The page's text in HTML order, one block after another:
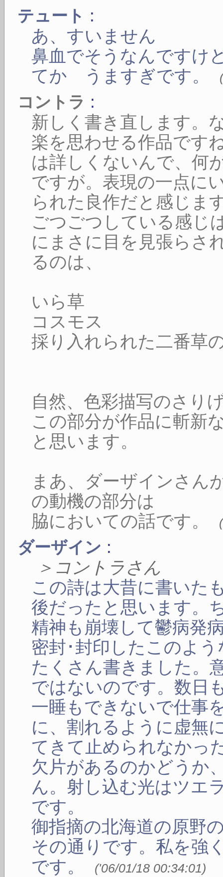
テュート :
あ、すいません
鼻血でそうなんですけ
てか うますぎです。
コントラ :
新しく書き直します。
楽を思わせる作品です
は詳しくないんで、何
ですが。表現の一点に
られた良作だと感じま
ごつごつしている感じ
にまさに目を見張らさ
るのは、
いら草
コスモス
採り入れられた二番草
自然、色彩描写のさり
この部分が作品に斬新
と思います。
まあ、ダーザインさん
の動機の部分は
脇においての話です。
(
ダーザイン :
＞コントラさん
この詩は大昔に書いた
後だったと思います。
精神も崩壊して鬱病発
密封･封印したこのよ
たくさん書きました。
ではないのです。数日
一睡もできないで仕事
に、割れるように虚無
てきて止められなかっ
欠片があるのかどうか
ん。射し込む光はツエ
です。
御指摘の北海道の原野
その通りです。私を強
です。
('06/01/18 00:34:01)